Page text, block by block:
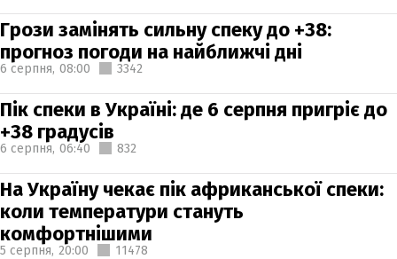
Грози замінять сильну спеку до +38:
прогноз погоди на найближчі дні
6 серпня, 08:00 3342
Пік спеки в Україні: де 6 серпня пригріє до
+38 градусів
6 серпня, 06:40 832
На Україну чекає пік африканської спеки:
коли температури стануть
комфортнішими
5 серпня, 20:00 11478